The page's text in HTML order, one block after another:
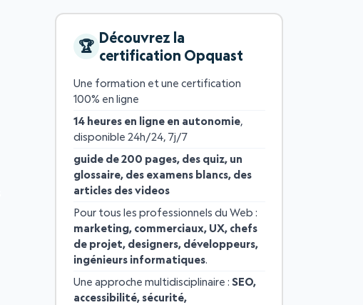
Découvrez la
certification Opquast
Une formation et une certification
100% en ligne
14 heures en ligne en autonomie,
disponible 24h/24, 7j/7
guide de 200 pages, des quiz, un
glossaire, des examens blancs, des
articles des videos
Pour tous les professionnels du Web :
marketing, commerciaux, UX, chefs
de projet, designers, développeurs,
ingénieurs informatiques.
Une approche multidisciplinaire : SEO,
accessibilité, sécurité,